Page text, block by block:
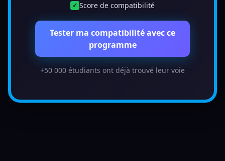
✓ Score de compatibilité
Tester ma compatibilité avec ce
programme
+50 000 étudiants ont déjà trouvé leur voie